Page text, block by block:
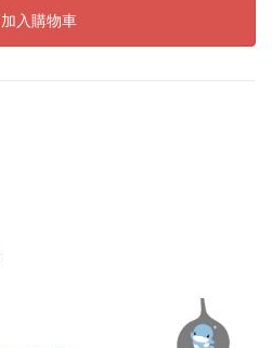
加入購物車